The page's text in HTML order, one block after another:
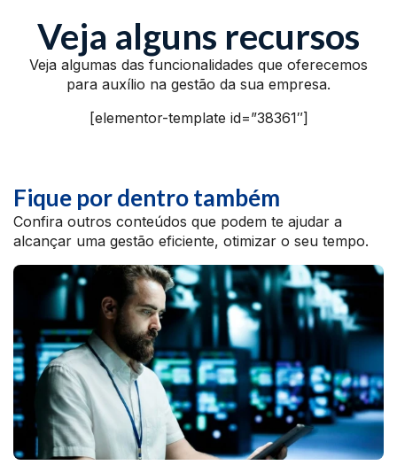
Veja alguns recursos
Veja algumas das funcionalidades que oferecemos
para auxílio na gestão da sua empresa.
[elementor-template id=”38361″]
Fique por dentro também
Confira outros conteúdos que podem te ajudar a
alcançar uma gestão eficiente, otimizar o seu tempo.